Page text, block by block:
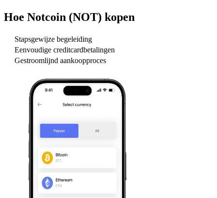
Hoe Notcoin (NOT) kopen
Stapsgewijze begeleiding
Eenvoudige creditcardbetalingen
Gestroomlijnd aankoopproces